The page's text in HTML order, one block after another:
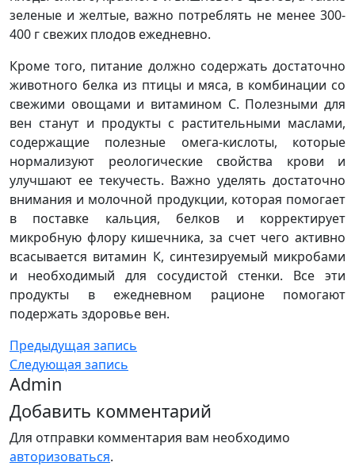
зеленые и желтые, важно потреблять не менее 300-
400 г свежих плодов ежедневно.
Кроме того, питание должно содержать достаточно
животного белка из птицы и мяса, в комбинации со
свежими овощами и витамином С. Полезными для
вен станут и продукты с растительными маслами,
содержащие полезные омега-кислоты, которые
нормализуют реологические свойства крови и
улучшают ее текучесть. Важно уделять достаточно
внимания и молочной продукции, которая помогает
в поставке кальция, белков и корректирует
микробную флору кишечника, за счет чего активно
всасывается витамин К, синтезируемый микробами
и необходимый для сосудистой стенки. Все эти
продукты в ежедневном рационе помогают
подержать здоровье вен.
Предыдущая запись
Следующая запись
Admin
Добавить комментарий
Для отправки комментария вам необходимо
авторизоваться.